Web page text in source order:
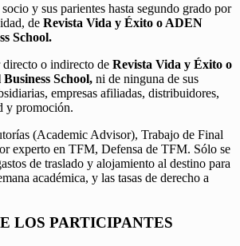
y sus parientes hasta segundo grado por
de Revista Vida y Éxito o ADEN
School.
o indirecto de Revista Vida y Éxito o
School, ni de ninguna de sus
empresas afiliadas, distribuidores,
y promoción.
(Academic Advisor), Trabajo de Final
experto en TFM, Defensa de TFM. Sólo se
de traslado y alojamiento al destino para
académica, y las tasas de derecho a
LOS PARTICIPANTES